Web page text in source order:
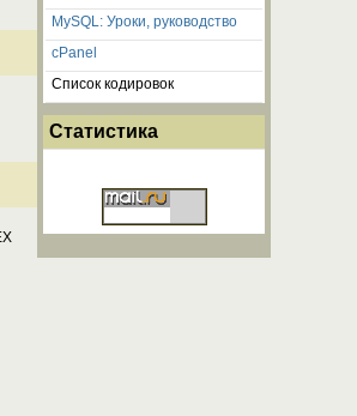
MySQL: Уроки, руководство
cPanel
Список кодировок
Статистика